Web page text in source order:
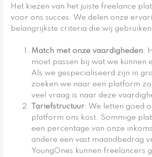
Het kiezen van het juiste freelance
voor ons succes. We delen onze
belangrijkste criteria die wij
Match met onze vaardigheden:
moet passen bij wat we kunnen
Als we gespecialiseerd zijn in
zoeken we naar een platform
veel vraag is naar deze
Tariefstructuur: We letten goed
platform ons kost. Sommige
een percentage van onze
andere een vast maandbedrag
YoungOnes kunnen freelancers